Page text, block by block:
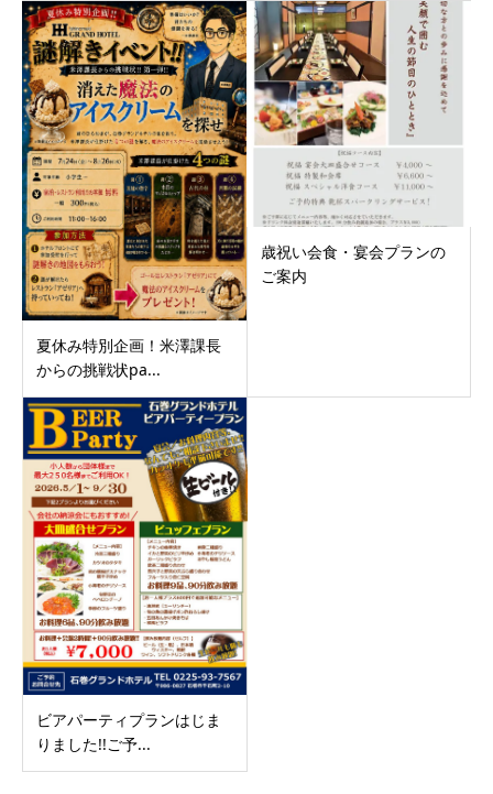
夏休み特別企画！米澤課長
からの挑戦状pa...
歳祝い会食・宴会プランの
ご案内
ビアパーティプランはじま
りました!!ご予...